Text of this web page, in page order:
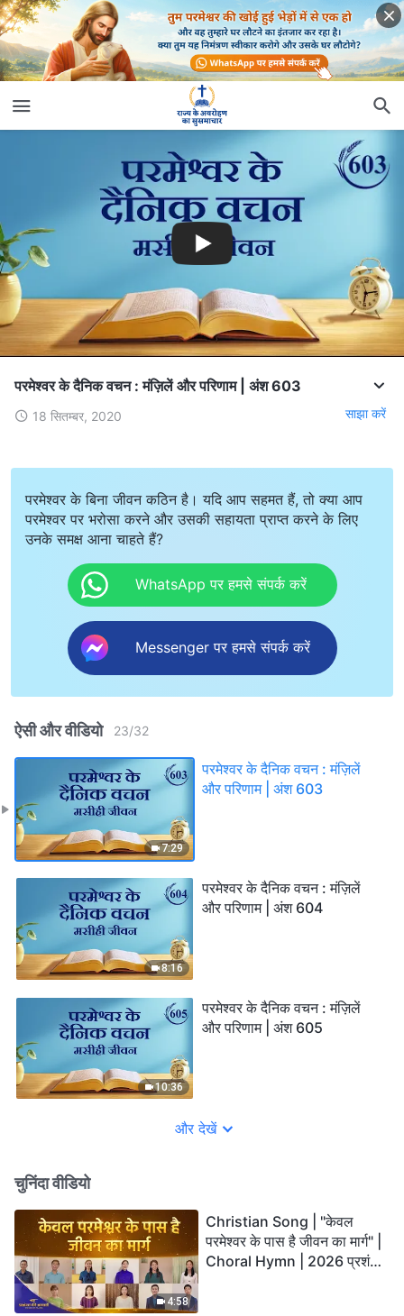
परमेश्वर के दैनिक वचन : मंज़िलें और परिणाम | अंश 603
18 सितम्बर, 2020 साझा करें
परमेश्वर के बिना जीवन कठिन है। यदि आप सहमत हैं, तो क्या आप
परमेश्वर पर भरोसा करने और उसकी सहायता प्राप्त करने के लिए
उनके समक्ष आना चाहते हैं?
WhatsApp पर हमसे संपर्क करें
Messenger पर हमसे संपर्क करें
ऐसी और वीडियो 23/32
7:29
परमेश्वर के दैनिक वचन : मंज़िलें
और परिणाम | अंश 603
8:16
परमेश्वर के दैनिक वचन : मंज़िलें
और परिणाम | अंश 604
10:36
परमेश्वर के दैनिक वचन : मंज़िलें
और परिणाम | अंश 605
और देखें
चुनिंदा वीडियो
4:58
Christian Song | "केवल
परमेश्वर के पास है जीवन का मार्ग" |
Choral Hymn | 2026 प्रशंसा